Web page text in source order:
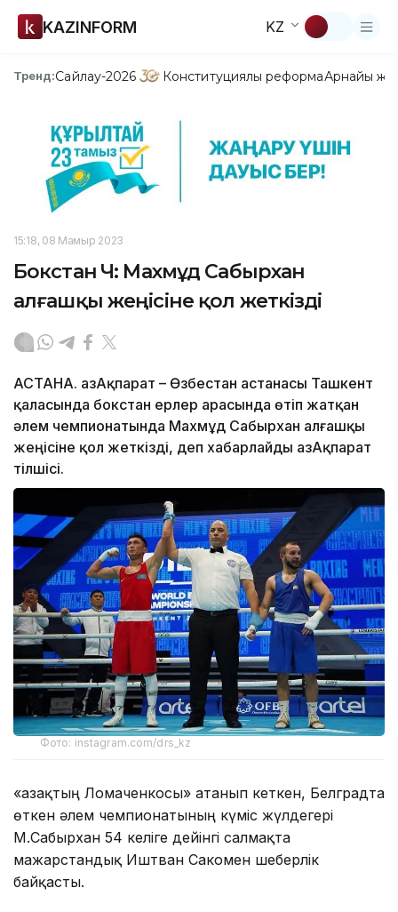
KAZINFORM KZ
Тренд:Сайлау-2026 Конституциялық реформаАрнайы
15:18, 08 Мамыр 2023
Бокстан ӘЧ: Махмұд Сабырхан
алғашқы жеңісіне қол жеткізді
АСТАНА. ҚазАқпарат – Өзбестан астанасы Ташкент
қаласында бокстан ерлер арасында өтіп жатқан
әлем чемпионатында Махмұд Сабырхан алғашқы
жеңісіне қол жеткізді, деп хабарлайды ҚазАқпарат
тілшісі.
Фото: instagram.com/drs_kz
«Қазақтың Ломаченкосы» атанып кеткен, Белградта
өткен әлем чемпионатының күміс жүлдегері
М.Сабырхан 54 келіге дейінгі салмақта
мажарстандық Иштван Сакомен шеберлік
байқасты.